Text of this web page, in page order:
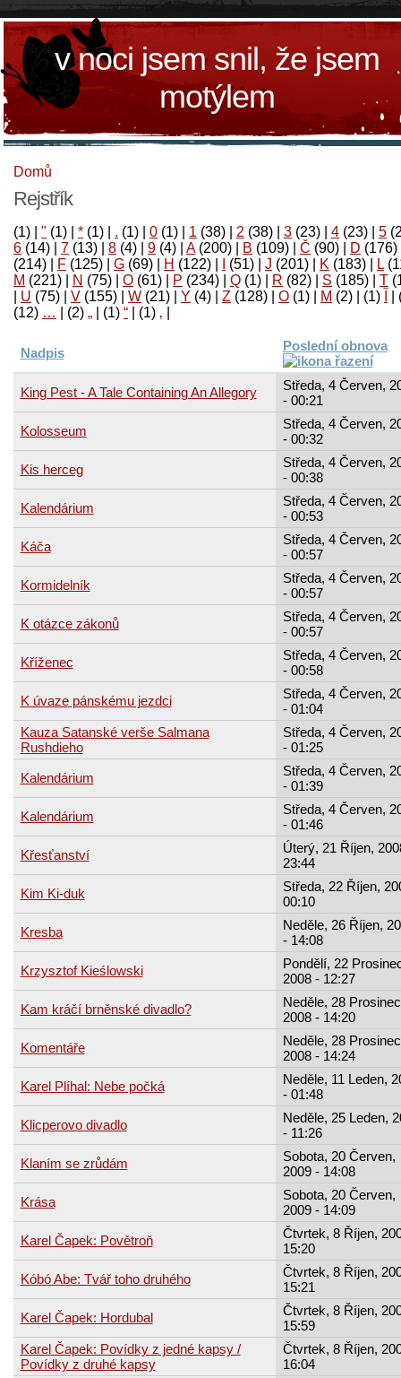
v noci jsem snil, že jsem
motýlem
Domů
Rejstřík
(1) " (1) * (1) . (1) 0 (1) 1 (38) 2 (38) 3 (23) 4 (23) 5
6 (14) 7 (13) 8 (4) 9 (4) A(200) B (109) Č (90) D (176)
(214)
F (125) G (69) H (122) (51) J (201) K (183) L
M (221) N (75) O (61) P (234) Q (1) R (82) S (185) T
U (75) V (155) W (21) Y (4) Z (128) Ο (1) М (2)
(1)
‚
(1)
“
(1)
„
(2)
…
(12)
Nadpis Poslední obnova
King Pest - A Tale Containing An Allegory
Středa, 4 Červen,
- 00:21
Kolosseum
Středa, 4 Červen,
- 00:32
Kis herceg
Středa, 4 Červen,
- 00:38
Kalendárium
Středa, 4 Červen,
- 00:53
Káča
Středa, 4 Červen,
- 00:57
Kormidelník
Středa, 4 Červen,
- 00:57
K otázce zákonů
Středa, 4 Červen,
- 00:57
Kříženec
Středa, 4 Červen,
- 00:58
K úvaze pánskému jezdci
Středa, 4 Červen,
- 01:04
Kauza Satanské verše Salmana
Rushdieho
Středa, 4 Červen,
- 01:25
Kalendárium
Středa, 4 Červen,
- 01:39
Kalendárium
Středa, 4 Červen,
- 01:46
Křesťanství
Úterý, 21 Říjen,
23:44
Kim Ki-duk
Středa, 22 Říjen,
00:10
Kresba
Neděle, 26 Říjen,
- 14:08
Krzysztof Kieślowski
Pondělí, 22
2008 - 12:27
Kam kráčí brněnské divadlo?
Neděle, 28
2008 - 14:20
Komentáře
Neděle, 28
2008 - 14:24
Karel Plíhal: Nebe počká
Neděle, 11 Leden,
- 01:48
Klicperovo divadlo
Neděle, 25 Leden,
- 11:26
Klaním se zrůdám
Sobota, 20 Červen,
2009 - 14:08
Krása
Sobota, 20 Červen,
2009 - 14:09
Karel Čapek: Povětroň
Čtvrtek, 8 Říjen,
15:20
Kóbó Abe: Tvář toho druhého
Čtvrtek, 8 Říjen,
15:21
Karel Čapek: Hordubal
Čtvrtek, 8 Říjen,
15:59
Karel Čapek: Povídky z jedné kapsy /
Povídky z druhé kapsy
Čtvrtek, 8 Říjen,
16:04